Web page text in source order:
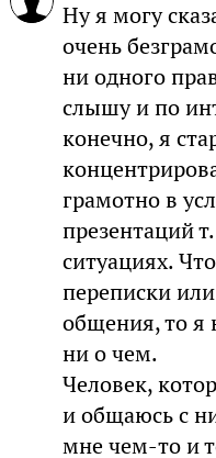
Ну я могу
очень
ни одного
слышу и по
конечно, я
грамотно в
презентаций
ситуациях.
переписки
общения, то я
ни о чем.
Человек,
и общаюсь с
мне чем-то и